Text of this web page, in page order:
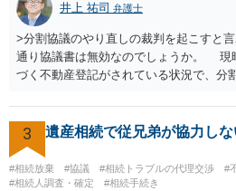
井上 祐司 弁護士
>分割協議のやり直しの裁判を起こすと
通り協議書は無効なのでしょうか。 現
づく不動産登記がされている状況で、分
方の訴訟の主張及び立証次第ですが、
医師の意見書、筆跡鑑定 が提出されれ
はありますが、 ・伯母様自身が分割協議
様の意に反する遺産分割協議を行う実益
であること からすると、実際に遺産分割
3 遺産相続で従兄弟が協力し
#相続放棄 #協議 #相続トラブルの代理交渉
#
#相続人調査・確定
#相続手続き